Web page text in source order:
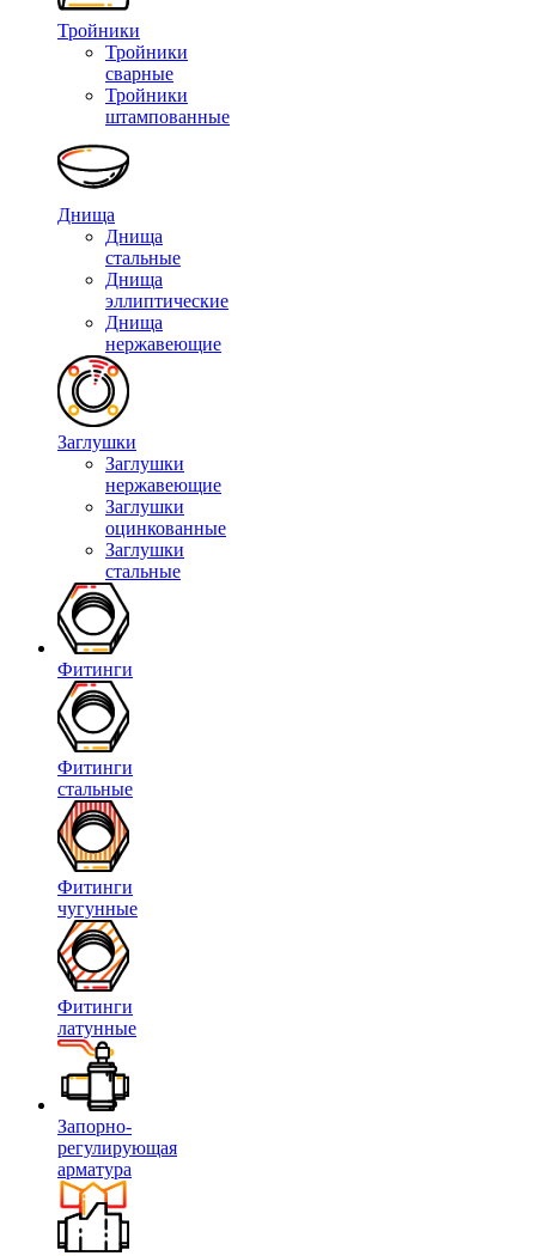
Тройники
Тройники
сварные
Тройники
штампованные
Днища
Днища
стальные
Днища
эллиптические
Днища
нержавеющие
Заглушки
Заглушки
нержавеющие
Заглушки
оцинкованные
Заглушки
стальные
Фитинги
Фитинги
стальные
Фитинги
чугунные
Фитинги
латунные
Запорно-
регулирующая
арматура